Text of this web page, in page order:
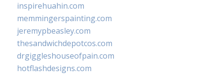
inspirehuahin.com
memmingerspainting.com
jeremypbeasley.com
thesandwichdepotcos.com
drgiggleshouseofpain.com
hotflashdesigns.com